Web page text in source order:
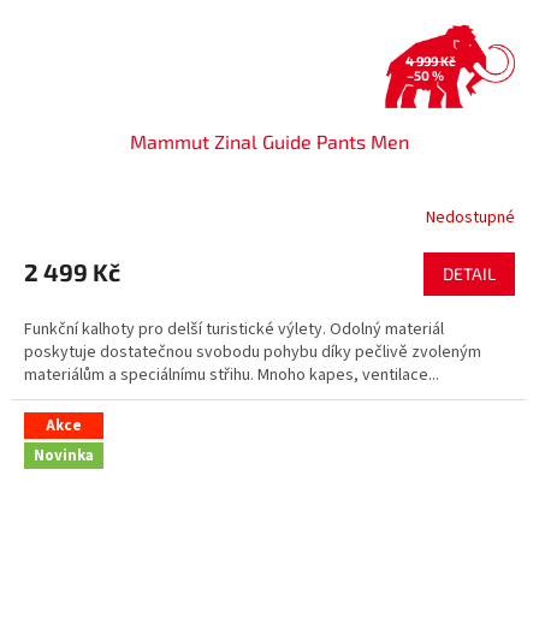
4 999 Kč
–50 %
Mammut Zinal Guide Pants Men
Nedostupné
2 499 Kč DETAIL
Funkční kalhoty pro delší turistické výlety. Odolný materiál
poskytuje dostatečnou svobodu pohybu díky pečlivě zvoleným
materiálům a speciálnímu střihu. Mnoho kapes, ventilace...
Akce
Novinka